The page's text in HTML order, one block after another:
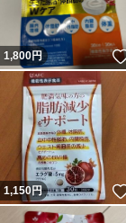
1,800円
1,150円